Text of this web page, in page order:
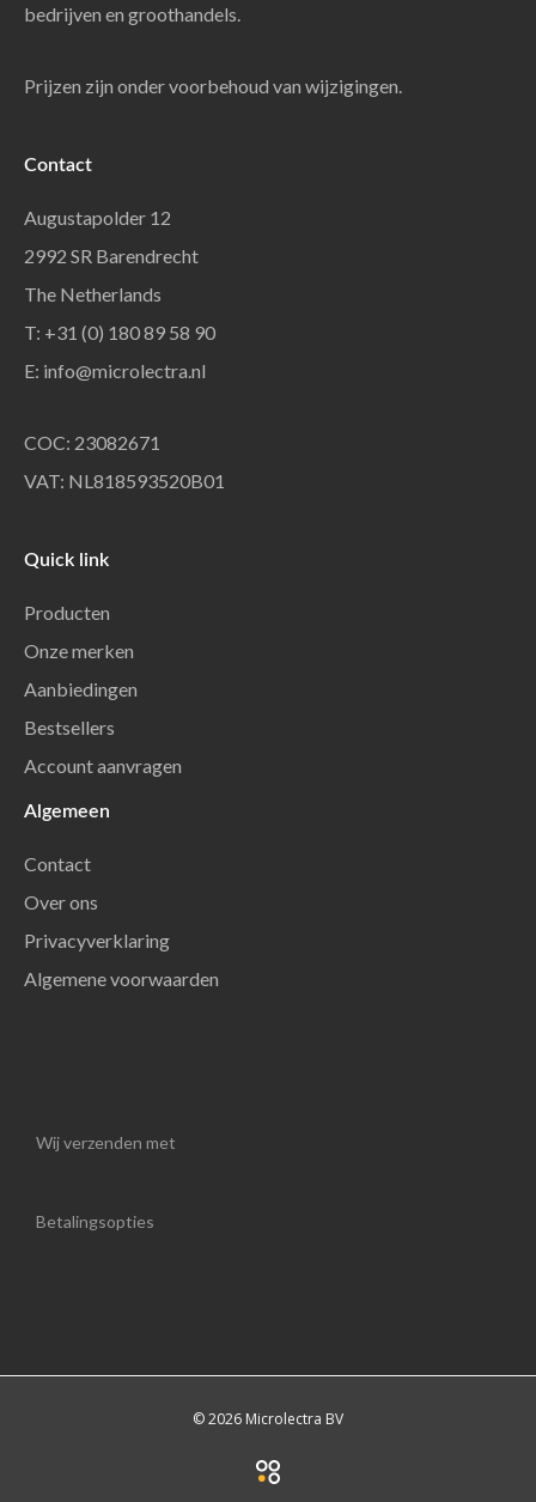
bedrijven en groothandels.
Prijzen zijn onder voorbehoud van wijzigingen.
Contact
Augustapolder 12
2992 SR Barendrecht
The Netherlands
T: +31 (0) 180 89 58 90
E: info@microlectra.nl
COC: 23082671
VAT: NL818593520B01
Quick link
Producten
Onze merken
Aanbiedingen
Bestsellers
Account aanvragen
Algemeen
Contact
Over ons
Privacyverklaring
Algemene voorwaarden
Wij verzenden met
Betalingsopties
© 2026 Microlectra BV